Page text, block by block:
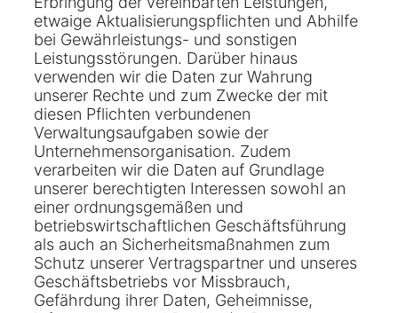
etwaige Aktualisierungspflichten und Abhilfe
bei Gewährleistungs- und sonstigen
Leistungsstörungen. Darüber hinaus
verwenden wir die Daten zur Wahrung
unserer Rechte und zum Zwecke der mit
diesen Pflichten verbundenen
Verwaltungsaufgaben sowie der
Unternehmensorganisation. Zudem
verarbeiten wir die Daten auf Grundlage
unserer berechtigten Interessen sowohl an
einer ordnungsgemäßen und
betriebswirtschaftlichen Geschäftsführung
als auch an Sicherheitsmaßnahmen zum
Schutz unserer Vertragspartner und unseres
Geschäftsbetriebs vor Missbrauch,
Gefährdung ihrer Daten, Geheimnisse,